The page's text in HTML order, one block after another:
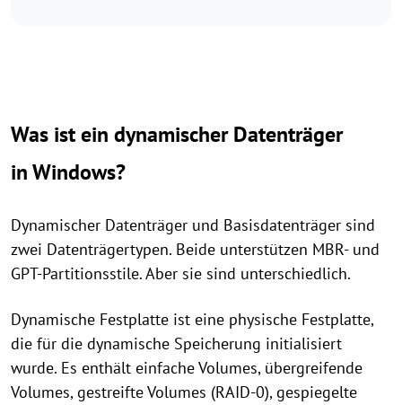
Was ist ein dynamischer Datenträger
in Windows?
Dynamischer Datenträger und Basisdatenträger sind
zwei Datenträgertypen. Beide unterstützen MBR- und
GPT-Partitionsstile. Aber sie sind unterschiedlich.
Dynamische Festplatte ist eine physische Festplatte,
die für die dynamische Speicherung initialisiert
wurde. Es enthält einfache Volumes, übergreifende
Volumes, gestreifte Volumes (RAID-0), gespiegelte